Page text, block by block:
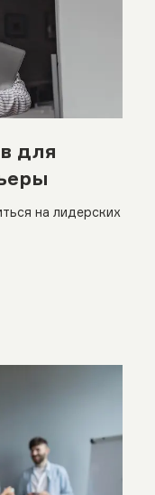
для
на лидерских